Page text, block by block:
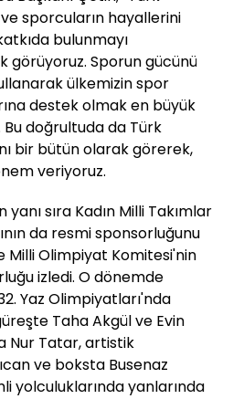
sporcuların hayallerini
bulunmayı
görüyoruz. Sporun gücünü
ülkemizin spor
destek olmak en büyük
Bu doğrultuda da Türk
bir bütün olarak görerek,
veriyoruz.
yanı sıra Kadın Milli Takımlar
da resmi sponsorluğunu
Milli Olimpiyat Komitesi'nin
izledi. O dönemde
Yaz Olimpiyatları'nda
Taha Akgül ve Evin
Nur Tatar, artistik
ve boksta Busenaz
yolculuklarında yanlarında